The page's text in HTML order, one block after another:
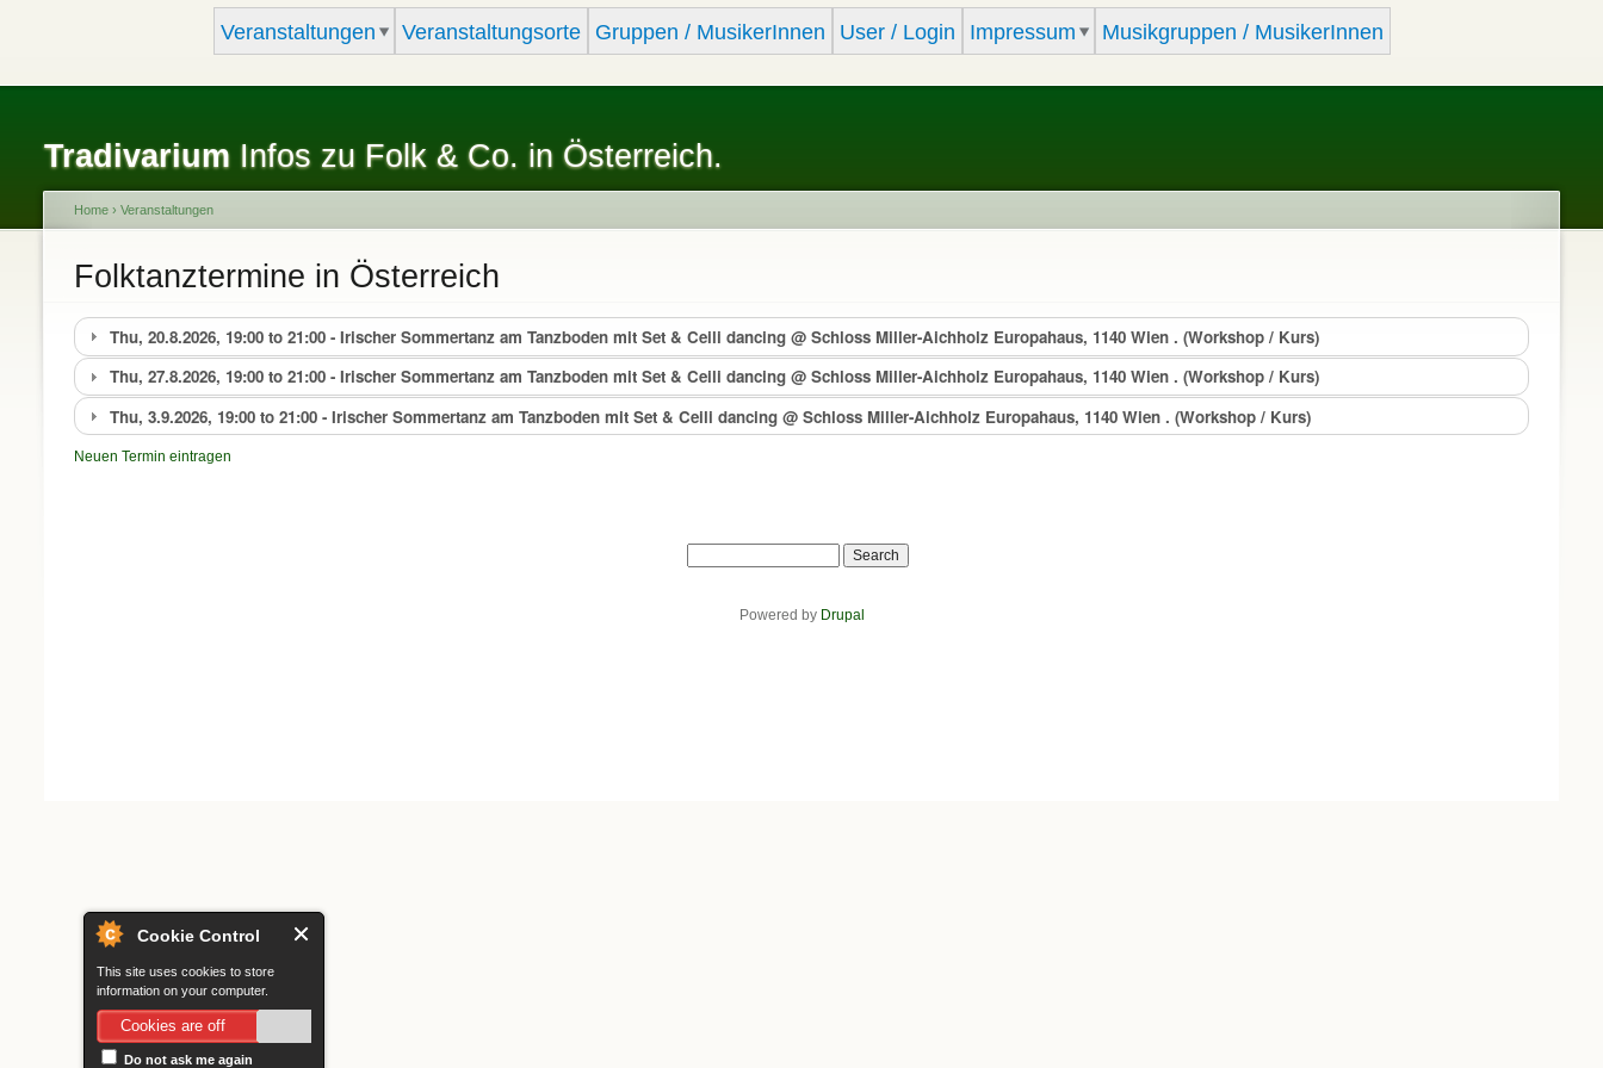
Cookie Control
This site uses cookies to store
information on your computer.
Cookies are off
Do not ask me again
main
content
Veranstaltungen Veranstaltungsorte Gruppen / MusikerInnen User / Login Impressum Musikgruppen / MusikerInnen
Tradivarium Infos zu Folk & Co. in Österreich.
You are here
Home › Veranstaltungen
Folktanztermine in Österreich
Thu, 20.8.2026, 19:00 to 21:00 - Irischer Sommertanz am Tanzboden mit Set & Ceili dancing @ Schloss Miller-Aichholz Europahaus, 1140 Wien . (Workshop / Kurs)
Thu, 27.8.2026, 19:00 to 21:00 - Irischer Sommertanz am Tanzboden mit Set & Ceili dancing @ Schloss Miller-Aichholz Europahaus, 1140 Wien . (Workshop / Kurs)
Thu, 3.9.2026, 19:00 to 21:00 - Irischer Sommertanz am Tanzboden mit Set & Ceili dancing @ Schloss Miller-Aichholz Europahaus, 1140 Wien . (Workshop / Kurs)
Neuen Termin eintragen
Powered by Drupal